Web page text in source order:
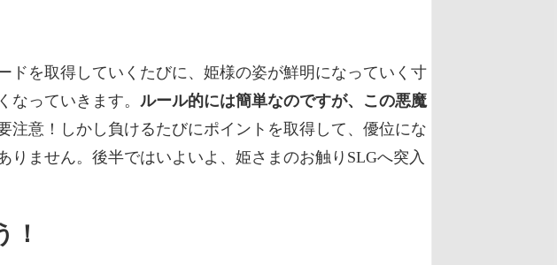
を取得していくたびに、姫様の姿が鮮明になっていく寸
っていきます。 ルール的には簡単なのですが、この悪魔
意！しかし負けるたびにポイントを取得して、優位にな
ません。後半ではいよいよ、姫さまのお触りSLGへ突入